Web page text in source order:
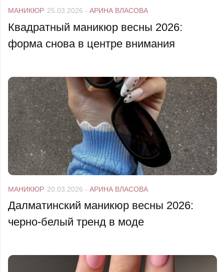
МАНИКЮР 25.03.2026 - АРИНА ВЛАСОВА
Квадратный маникюр весны 2026:
форма снова в центре внимания
МАНИКЮР 20.03.2026 - АРИНА ВЛАСОВА
Далматинский маникюр весны 2026:
черно-белый тренд в моде